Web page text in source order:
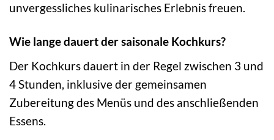
unvergessliches kulinarisches Erlebnis freuen.
Wie lange dauert der saisonale Kochkurs?
Der Kochkurs dauert in der Regel zwischen 3 und
4 Stunden, inklusive der gemeinsamen
Zubereitung des Menüs und des anschließenden
Essens.